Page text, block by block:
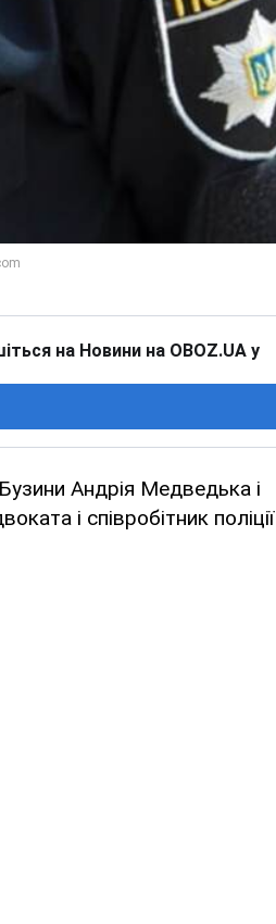
на Новини на OBOZ.UA у
Андрія Медведька і
і співробітник поліції